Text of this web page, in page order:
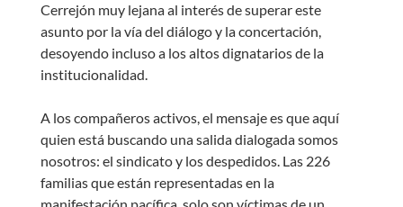
Cerrejón muy lejana al interés de superar este
asunto por la vía del diálogo y la concertación,
desoyendo incluso a los altos dignatarios de la
institucionalidad.
A los compañeros activos, el mensaje es que aquí
quien está buscando una salida dialogada somos
nosotros: el sindicato y los despedidos. Las 226
familias que están representadas en la